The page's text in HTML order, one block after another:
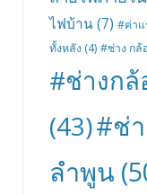
ไฟบ้าน(7) #ค่าแ
ทั้งหลัง (4) #ช่าง กล้
#ช่างกล้
(43)#ช่
ลำพูน